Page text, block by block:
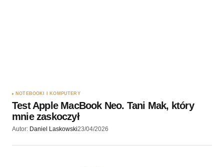
NOTEBOOKI I KOMPUTERY
Test Apple MacBook Neo. Tani Mak, który
mnie zaskoczył
Autor: Daniel Laskowski23/04/2026